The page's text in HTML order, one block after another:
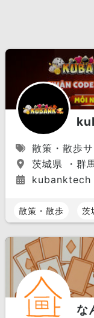
散策・散歩
茨城県 ・群
kubanktech
散策・散歩 茨
な